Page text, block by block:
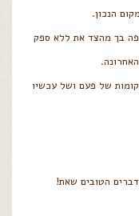
הנכון.
בך מהצד את ללא ספק
של פעם ושל עכשיו
הטובים שאת!